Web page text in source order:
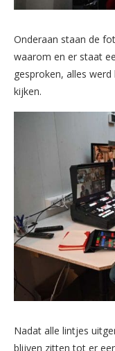
Onderaan staan de
waarom en er staat
gesproken, alles
kijken.
Nadat alle lintjes
blijven zitten tot er